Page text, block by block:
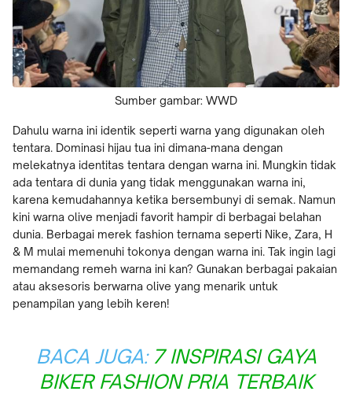
Sumber gambar: WWD
Dahulu warna ini identik seperti warna yang digunakan oleh
tentara. Dominasi hijau tua ini dimana-mana dengan
melekatnya identitas tentara dengan warna ini. Mungkin tidak
ada tentara di dunia yang tidak menggunakan warna ini,
karena kemudahannya ketika bersembunyi di semak. Namun
kini warna olive menjadi favorit hampir di berbagai belahan
dunia. Berbagai merek fashion ternama seperti Nike, Zara, H
& M mulai memenuhi tokonya dengan warna ini. Tak ingin lagi
memandang remeh warna ini kan? Gunakan berbagai pakaian
atau aksesoris berwarna olive yang menarik untuk
penampilan yang lebih keren!
BACA JUGA: 7 INSPIRASI GAYA
BIKER FASHION PRIA TERBAIK